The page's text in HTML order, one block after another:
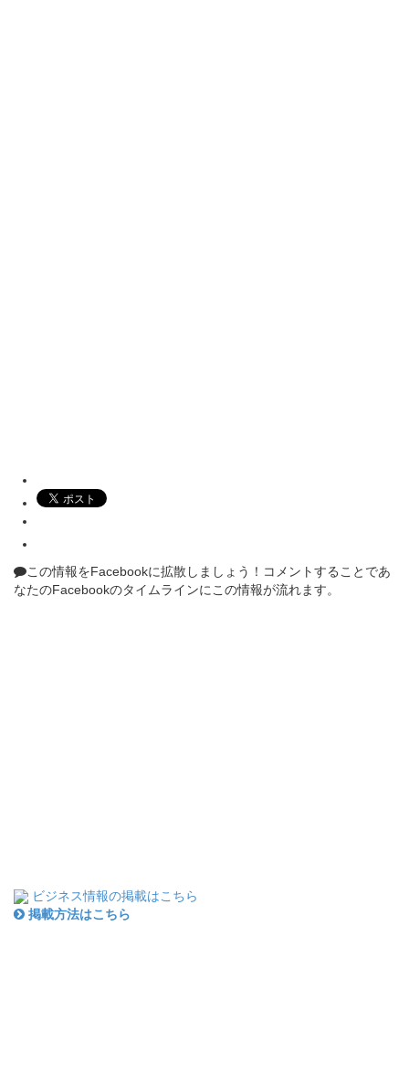
この情報をFacebookに拡散しましょう！ コメントすることであ
なたのFacebookのタイムラインにこの情報が流れます。
ビジネス情報の掲載はこちら
掲載方法はこちら